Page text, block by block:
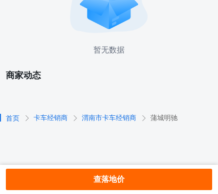
暂无数据
商家动态
首页 卡车经销商 渭南市卡车经销商 蒲城明驰
查落地价